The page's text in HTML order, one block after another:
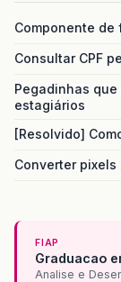
Componente de
Consultar CPF
Pegadinhas
estagiários
[Resolvido]
Converter
FIAP
Graduacao
Analise e